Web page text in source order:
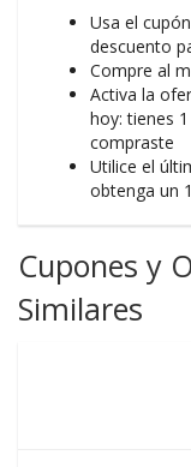
Usa el
descuento
Compre al
Activa la
hoy: tienes
compraste
Utilice el
obtenga un
Cupones y
Similares